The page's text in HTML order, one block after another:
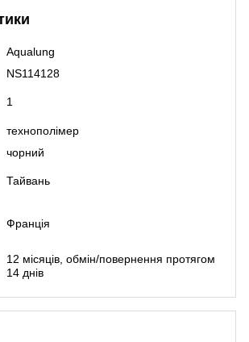
Aqualung
NS114128
1
технополімер
чорний
Тайвань
Франція
12 місяців, обмін/повернення протягом
14 днів